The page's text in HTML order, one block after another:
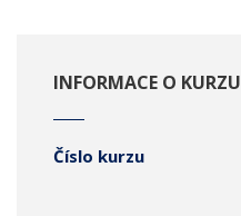
INFORMACE O KURZU
Číslo kurzu